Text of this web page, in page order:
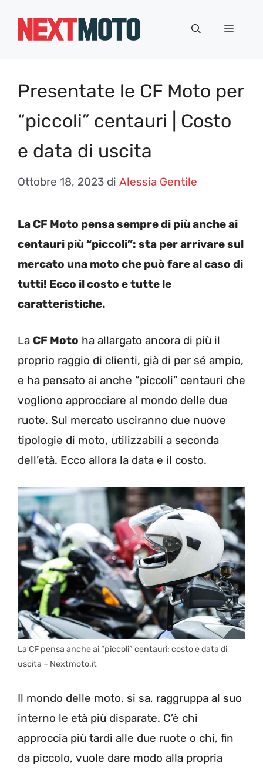
Menu
Presentate le CF Moto per
“piccoli” centauri | Costo
e data di uscita
Ottobre 18, 2023 di Alessia Gentile
La CF Moto pensa sempre di più anche ai
centauri più “piccoli”: sta per arrivare sul
mercato una moto che può fare al caso di
tutti! Ecco il costo e tutte le
caratteristiche.
La CF Moto ha allargato ancora di più il
proprio raggio di clienti, già di per sé ampio,
e ha pensato ai anche “piccoli” centauri che
vogliono approcciare al mondo delle due
ruote. Sul mercato usciranno due nuove
tipologie di moto, utilizzabili a seconda
dell’età. Ecco allora la data e il costo.
La CF pensa anche ai “piccoli” centauri: costo e data di
uscita – Nextmoto.it
Il mondo delle moto, si sa, raggruppa al suo
interno le età più disparate. C’è chi
approccia più tardi alle due ruote o chi, fin
da piccolo, vuole dare modo alla propria